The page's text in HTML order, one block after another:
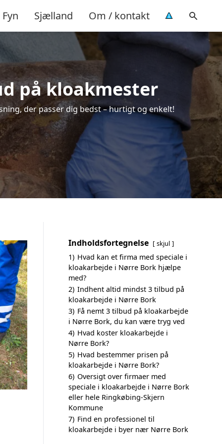
Fyn Sjælland Om / kontakt
på kloakmester
der passer dig bedst – hurtigt og enkelt!
Indholdsfortegnelse skjul
1) Hvad kan et firma med speciale i
kloakarbejde i Nørre Bork hjælpe
med?
2) Indhent altid mindst 3 tilbud på
kloakarbejde i Nørre Bork
3) Få nemt 3 tilbud på kloakarbejde
i Nørre Bork, du kan være tryg ved
4) Hvad koster kloakarbejde i
Nørre Bork?
5) Hvad bestemmer prisen på
kloakarbejde i Nørre Bork?
6) Oversigt over firmaer med
speciale i kloakarbejde i Nørre Bork
eller hele Ringkøbing-Skjern
Kommune
7) Find en professionel til
kloakarbejde i byer nær Nørre Bork